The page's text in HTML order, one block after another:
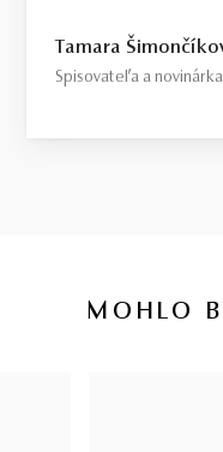
Tamara
Spisovateľa a novinárka
MOHLO